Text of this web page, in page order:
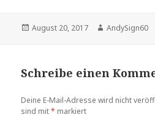
Veröffentlicht
August 20, 2017 Autor
AndySign60
Schreibe einen
Deine E-Mail-Adresse wird nicht
sind mit* markiert